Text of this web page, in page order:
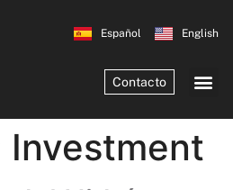
Español English
Contacto
Investment